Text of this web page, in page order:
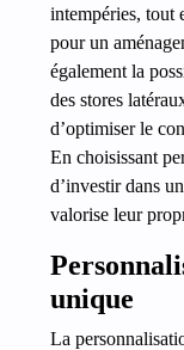
intempéries, tout
pour un
également la
des stores
d’optimiser le
En choisissant
d’investir dans
valorise leur
unique
La